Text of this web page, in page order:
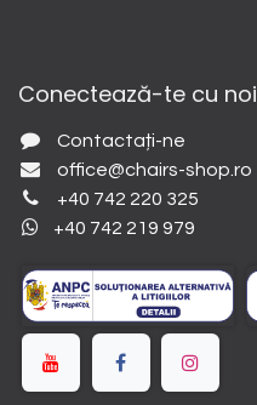
Conectează-te cu noi
Contactați-ne
office@chairs-shop.ro
+40 742 220 325
+40 742 219 979